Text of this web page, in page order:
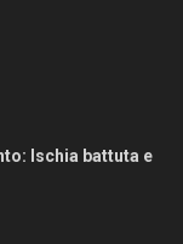
Ischia battuta e